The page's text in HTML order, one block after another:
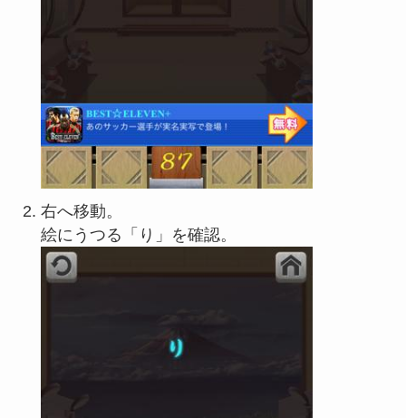
右へ移動。
絵にうつる「り」を確認。